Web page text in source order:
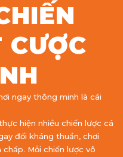
ngay thông minh là cái
hiện nhiều chiến lược cá
đối kháng thuần, chơi
Mỗi chiến lược vô